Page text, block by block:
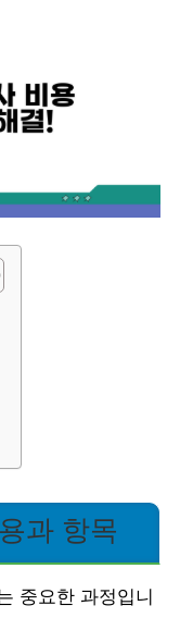
과 항목
중요한 과정입니